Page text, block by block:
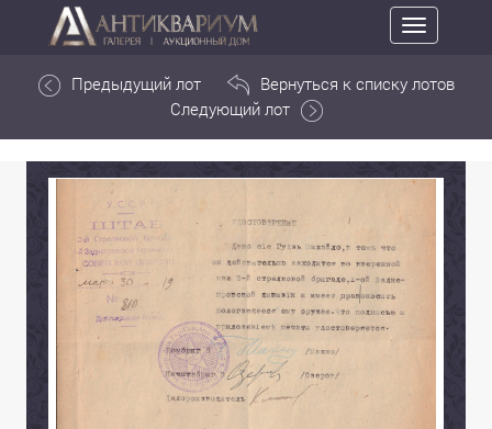
Toggle
navigation
Предыдущий лот
Вернуться к списку лотов
Следующий лот